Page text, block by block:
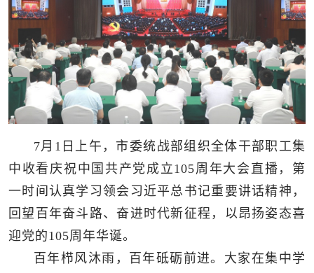
7月1日上午，市委统战部组织全体干部职工集
中收看庆祝中国共产党成立105周年大会直播，第
一时间认真学习领会习近平总书记重要讲话精神，
回望百年奋斗路、奋进时代新征程，以昂扬姿态喜
迎党的105周年华诞。
百年栉风沐雨，百年砥砺前进。大家在集中学